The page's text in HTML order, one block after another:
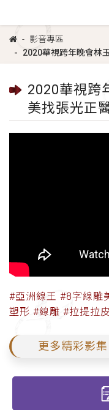
影音專區
2020華視跨年晚會林
2020華視跨
美找張光正
#亞洲線王 #8字線雕
塑形 #線雕 #拉提拉皮
更多精彩影集